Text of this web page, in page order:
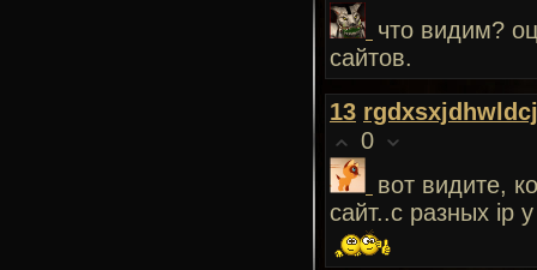
что видим?
сайтов.
13
0
вот видите,
сайт..с разных ip